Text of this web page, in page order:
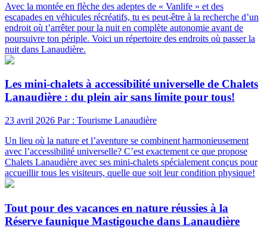
Avec la montée en flèche des adeptes de « Vanlife » et des
escapades en véhicules récréatifs, tu es peut-être à la recherche d’un
endroit où t’arrêter pour la nuit en complète autonomie avant de
poursuivre ton périple. Voici un répertoire des endroits où passer la
nuit dans Lanaudière.
Les mini-chalets à accessibilité universelle de Chalets
Lanaudière : du plein air sans limite pour tous!
23 avril 2026 Par : Tourisme Lanaudière
Un lieu où la nature et l’aventure se combinent harmonieusement
avec l’accessibilité universelle? C’est exactement ce que propose
Chalets Lanaudière avec ses mini-chalets spécialement conçus pour
accueillir tous les visiteurs, quelle que soit leur condition physique!
Tout pour des vacances en nature réussies à la
Réserve faunique Mastigouche dans Lanaudière